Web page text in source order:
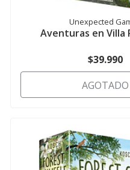
Unexpected
Aventuras en Villa
$39.990
AGOTADO